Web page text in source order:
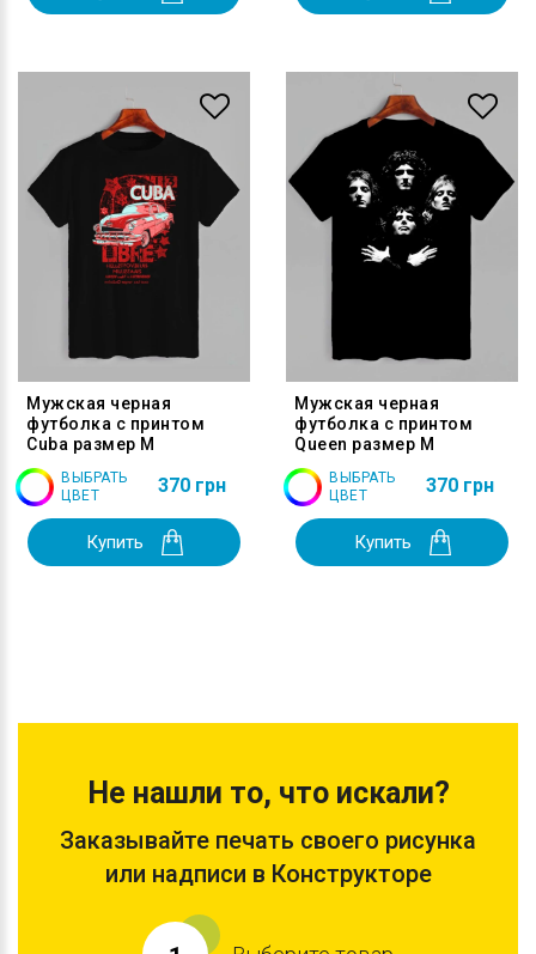
Мужская черная
футболка с принтом
Cuba размер M
ВЫБРАТЬ
ЦВЕТ
370 грн
Купить
Мужская черная
футболка с принтом
Queen размер M
ВЫБРАТЬ
ЦВЕТ
370 грн
Купить
Не нашли то, что искали?
Заказывайте печать своего рисунка
или надписи в Конструкторе